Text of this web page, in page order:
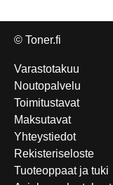
© Toner.fi
Varastotakuu
Noutopalvelu
Toimitustavat
Maksutavat
Yhteystiedot
Rekisteriseloste
Tuoteoppaat ja tuki